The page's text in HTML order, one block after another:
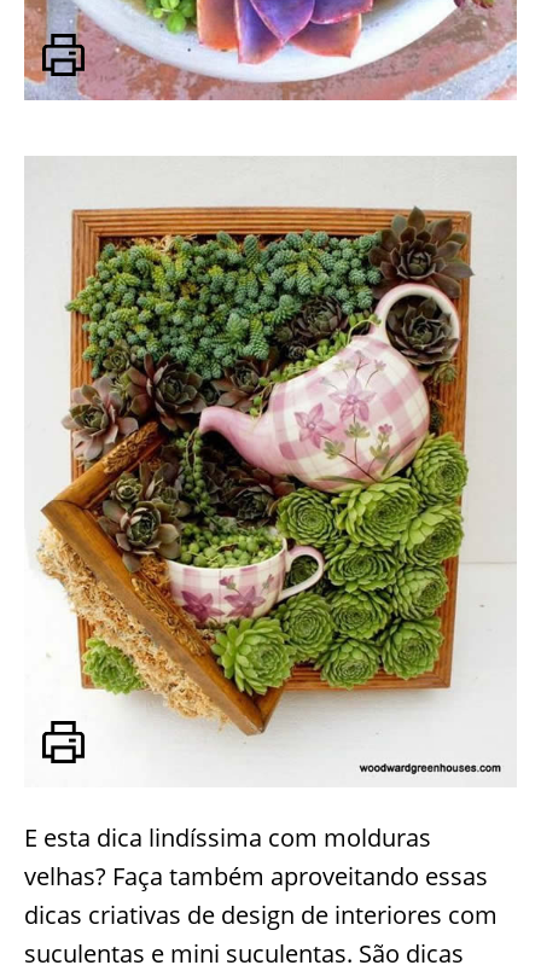
E esta dica lindíssima com molduras
velhas? Faça também aproveitando essas
dicas criativas de design de interiores com
suculentas e mini suculentas. São dicas